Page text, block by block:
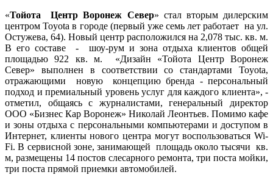
«Тойота Центр Воронеж Север» стал вторым дилерским
центром Toyota в городе (первый уже семь лет работает на ул.
Остужева, 64). Новый центр расположился на 2,078 тыс. кв. м.
В его составе - шоу-рум и зона отдыха клиентов общей
площадью 922 кв. м. «Дизайн «Тойота Центр Воронеж
Север» выполнен в соответствии со стандартами Toyota,
отражающими новую концепцию бренда - персональный
подход и премиальный уровень услуг для каждого клиента», -
отметил, общаясь с журналистами, генеральный директор
ООО «Бизнес Кар Воронеж» Николай Леонтьев. Помимо кафе
и зоны отдыха с персональными компьютерами и доступом в
Интернет, клиенты нового центра могут воспользоваться Wi-
Fi. В сервисной зоне, занимающей площадь около тысячи кв.
м, размещены 14 постов слесарного ремонта, три поста мойки,
три поста прямой приемки автомобилей.